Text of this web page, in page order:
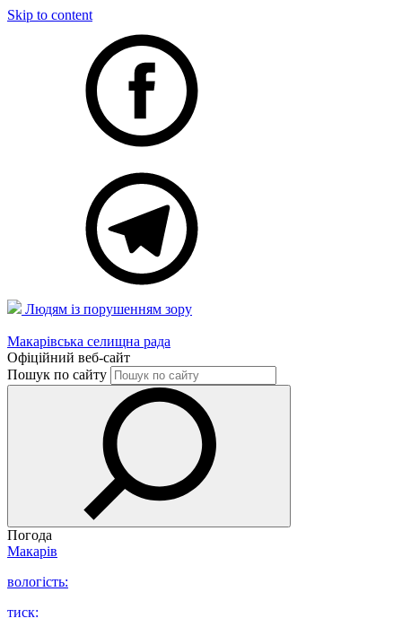
Skip to content
Людям із порушенням зору
Макарівська селищна рада
Офіційний веб-сайт
Пошук по сайту
Погода
Макарів
вологість:
тиск: